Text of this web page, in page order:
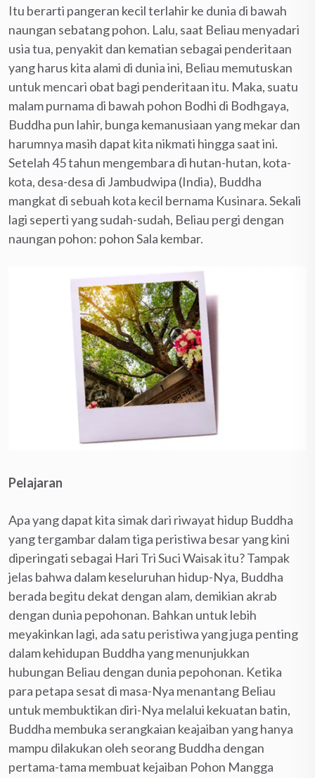
Itu berarti pangeran kecil terlahir ke dunia di bawah
naungan sebatang pohon. Lalu, saat Beliau menyadari
usia tua, penyakit dan kematian sebagai penderitaan
yang harus kita alami di dunia ini, Beliau memutuskan
untuk mencari obat bagi penderitaan itu. Maka, suatu
malam purnama di bawah pohon Bodhi di Bodhgaya,
Buddha pun lahir, bunga kemanusiaan yang mekar dan
harumnya masih dapat kita nikmati hingga saat ini.
Setelah 45 tahun mengembara di hutan-hutan, kota-
kota, desa-desa di Jambudwipa (India), Buddha
mangkat di sebuah kota kecil bernama Kusinara. Sekali
lagi seperti yang sudah-sudah, Beliau pergi dengan
naungan pohon: pohon Sala kembar.
Pelajaran
Apa yang dapat kita simak dari riwayat hidup Buddha
yang tergambar dalam tiga peristiwa besar yang kini
diperingati sebagai Hari Tri Suci Waisak itu? Tampak
jelas bahwa dalam keseluruhan hidup-Nya, Buddha
berada begitu dekat dengan alam, demikian akrab
dengan dunia pepohonan. Bahkan untuk lebih
meyakinkan lagi, ada satu peristiwa yang juga penting
dalam kehidupan Buddha yang menunjukkan
hubungan Beliau dengan dunia pepohonan. Ketika
para petapa sesat di masa-Nya menantang Beliau
untuk membuktikan diri-Nya melalui kekuatan batin,
Buddha membuka serangkaian keajaiban yang hanya
mampu dilakukan oleh seorang Buddha dengan
pertama-tama membuat kejaiban Pohon Mangga